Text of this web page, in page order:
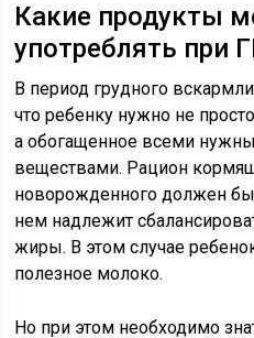
Какие продукты
употреблять при
В период грудного
что ребенку нужно не
а обогащенное всеми
веществами. Рацион
новорожденного должен
нем надлежит
жиры. В этом случае
полезное молоко.
Но при этом необходимо